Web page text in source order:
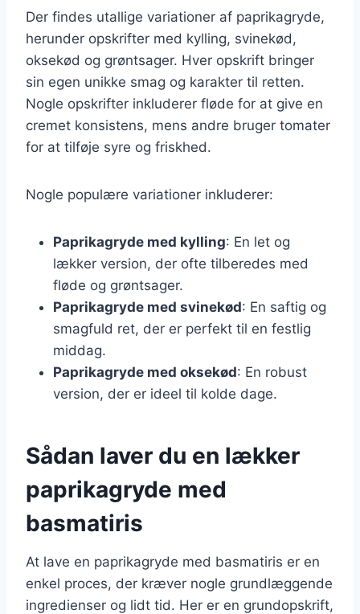
Der findes utallige variationer af paprikagryde,
herunder opskrifter med kylling, svinekød,
oksekød og grøntsager. Hver opskrift bringer
sin egen unikke smag og karakter til retten.
Nogle opskrifter inkluderer fløde for at give en
cremet konsistens, mens andre bruger tomater
for at tilføje syre og friskhed.
Nogle populære variationer inkluderer:
Paprikagryde med kylling: En let og
lækker version, der ofte tilberedes med
fløde og grøntsager.
Paprikagryde med svinekød: En saftig og
smagfuld ret, der er perfekt til en festlig
middag.
Paprikagryde med oksekød: En robust
version, der er ideel til kolde dage.
Sådan laver du en lækker
paprikagryde med
basmatiris
At lave en paprikagryde med basmatiris er en
enkel proces, der kræver nogle grundlæggende
ingredienser og lidt tid. Her er en grundopskrift,